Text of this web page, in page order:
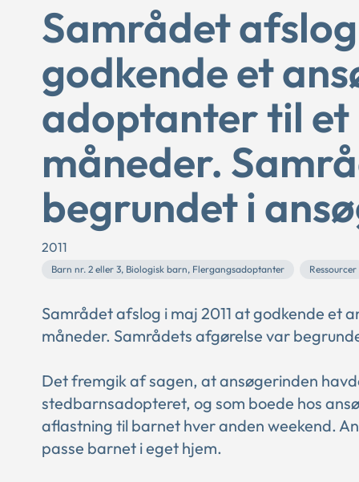
Samrådet
godkende et
adoptanter til
måneder.
begrundet i
2011
Barn nr. 2 eller 3, Biologisk barn, Flergangsadoptanter Ressourcer
Samrådet afslog i maj 2011 at godkende et
måneder. Samrådets afgørelse var
Det fremgik af sagen, at ansøgerinden
stedbarnsadopteret, og som boede hos
aflastning til barnet hver anden weekend.
passe barnet i eget hjem.